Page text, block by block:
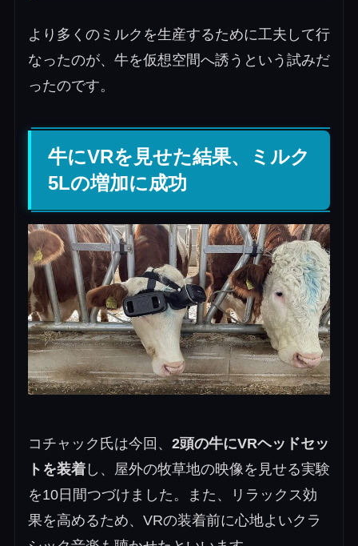
より多くのミルクを生産するために工夫して行
なったのが、牛を仮想空間へ誘うという試みだ
ったのです。
牛にVRを見せた結果、ミルク
5Lの増加に成功
コチャック氏は今回、 2頭の牛にVRヘッドセッ
トを装着し、屋外の牧草地の映像を見せる実験
を10日間つづけました。また、リラックス効
果を高めるため、VRの装着前に心地よいクラ